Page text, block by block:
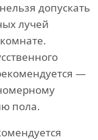
допускать
лучей
—
пола.